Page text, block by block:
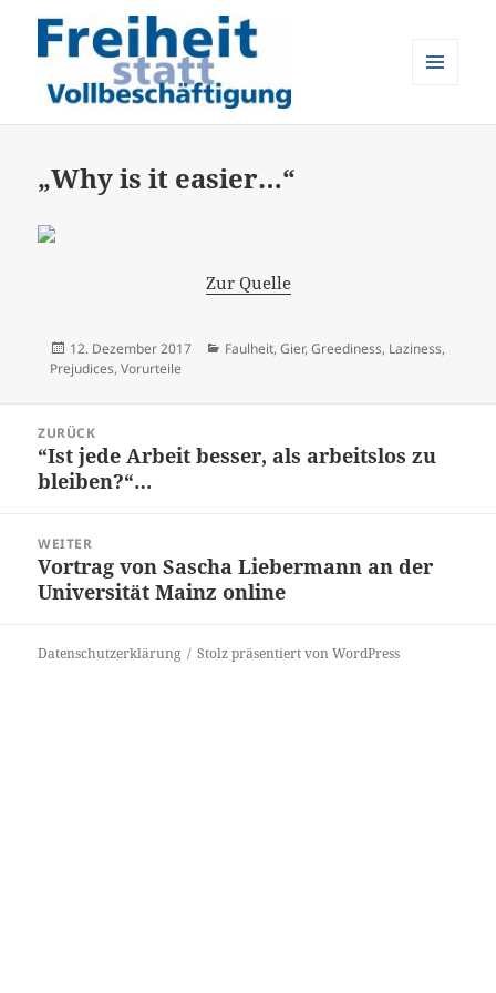
„Why is it easier…“
Zur Quelle
Veröffentlicht
am
12. Dezember 2017 Kategorien
Faulheit, Gier, Greediness, Laziness,
Prejudices, Vorurteile
Navigation
ZURÜCK
Vorheriger
Beitrag:
“Ist jede Arbeit besser, als arbeitslos zu
bleiben?“…
WEITER
Nächster
Beitrag:
Vortrag von Sascha Liebermann an der
Universität Mainz online
Datenschutzerklärung Stolz präsentiert von WordPress